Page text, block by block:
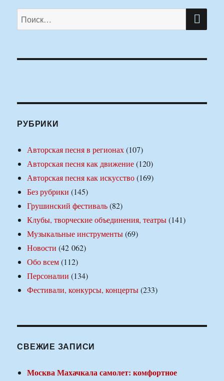
Искать:
РУБРИКИ
Авторская песня в регионах(107)
Авторская песня как движение(120)
Авторская песня как искусство(169)
Без рубрики (145)
Грушинский фестиваль(82)
Клубы, творческие объединения, театры(141)
Музыкальные инструменты(69)
Новости (42 062)
Обо всем(112)
Персоналии (134)
Фестивали, конкурсы, концерты(233)
СВЕЖИЕ ЗАПИСИ
Москва Махачкала самолет: комфортное